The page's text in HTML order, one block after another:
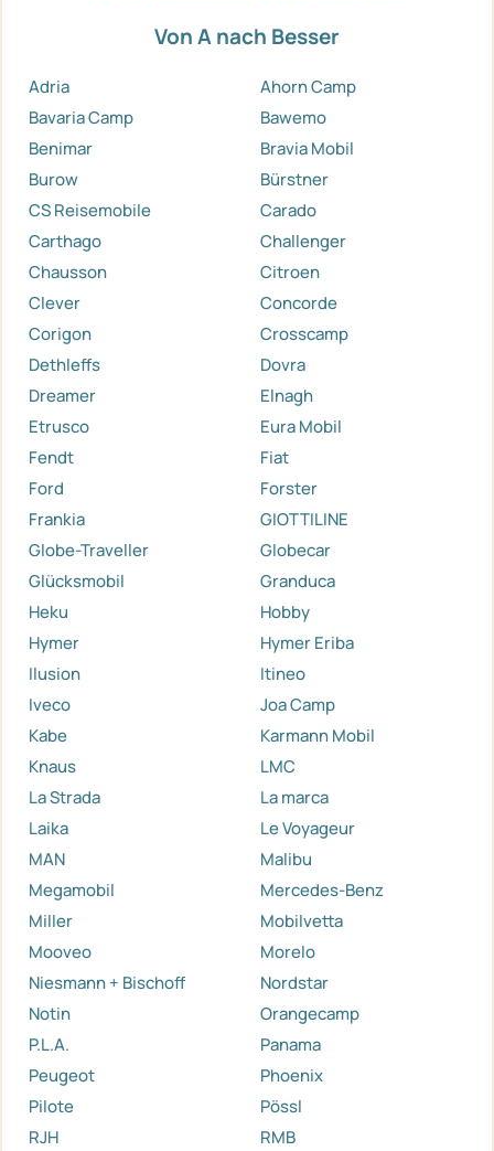
Von A nach Besser
Adria
Ahorn Camp
Bavaria Camp
Bawemo
Benimar
Bravia Mobil
Burow
Bürstner
CS Reisemobile
Carado
Carthago
Challenger
Chausson
Citroen
Clever
Concorde
Corigon
Crosscamp
Dethleffs
Dovra
Dreamer
Elnagh
Etrusco
Eura Mobil
Fendt
Fiat
Ford
Forster
Frankia
GIOTTILINE
Globe-Traveller
Globecar
Glücksmobil
Granduca
Heku
Hobby
Hymer
Hymer Eriba
Ilusion
Itineo
Iveco
Joa Camp
Kabe
Karmann Mobil
Knaus
LMC
La Strada
La marca
Laika
Le Voyageur
MAN
Malibu
Megamobil
Mercedes-Benz
Miller
Mobilvetta
Mooveo
Morelo
Niesmann + Bischoff
Nordstar
Notin
Orangecamp
P.L.A.
Panama
Peugeot
Phoenix
Pilote
Pössl
RJH
RMB